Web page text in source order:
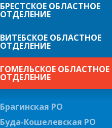
БРЕСТСКОЕ ОБЛАСТНОЕ
ОТДЕЛЕНИЕ
ВИТЕБСКОЕ ОБЛАСТНОЕ
ОТДЕЛЕНИЕ
ГОМЕЛЬСКОЕ ОБЛАСТНОЕ
ОТДЕЛЕНИЕ
Брагинская РО
Буда-Кошелевская РО